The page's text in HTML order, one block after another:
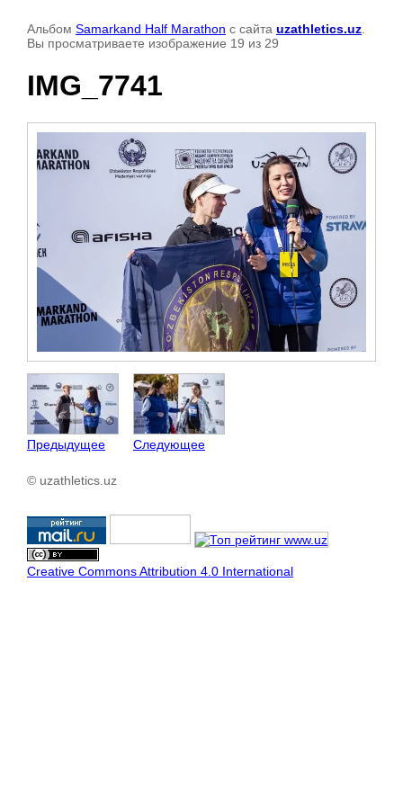
Альбом Samarkand Half Marathon с сайта uzathletics.uz
Вы просматриваете изображение 19 из 29
IMG_7741
Предыдущее Следующее
© uzathletics.uz
Creative Commons Attribution 4.0 International